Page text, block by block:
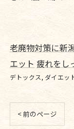
老廃物対策に新
エット 疲れをし
デトックス ダイエッ
< 前のページ